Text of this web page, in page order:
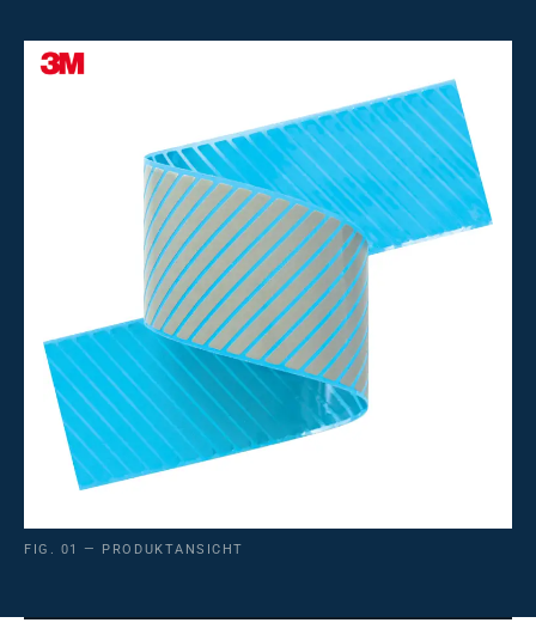
FIG. 01 — PRODUKTANSICHT